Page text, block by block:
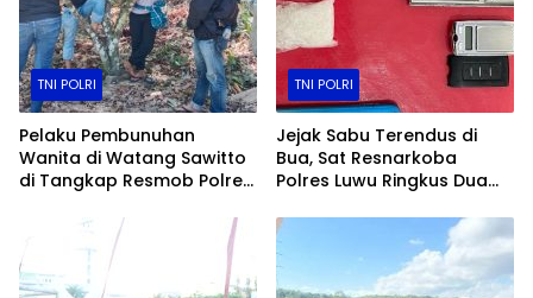
TNI POLRI
Pelaku Pembunuhan
Wanita di Watang Sawitto
di Tangkap Resmob Polres
TNI POLRI
Jejak Sabu Terendus di
Bua, Sat Resnarkoba
Polres Luwu Ringkus Dua